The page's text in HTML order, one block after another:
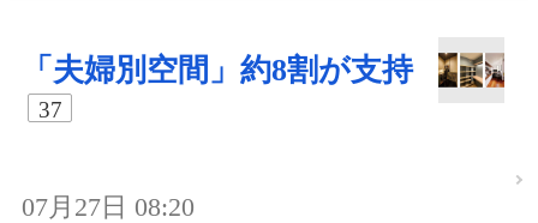
「夫婦別空間」約8割が支持
37
07月27日 08:20